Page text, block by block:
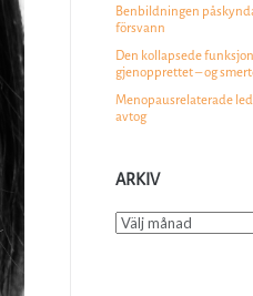
Benbildningen
försvann
Den kollapsede
gjenopprettet – og
Menopausrelaterade
avtog
ARKIV
Arkiv